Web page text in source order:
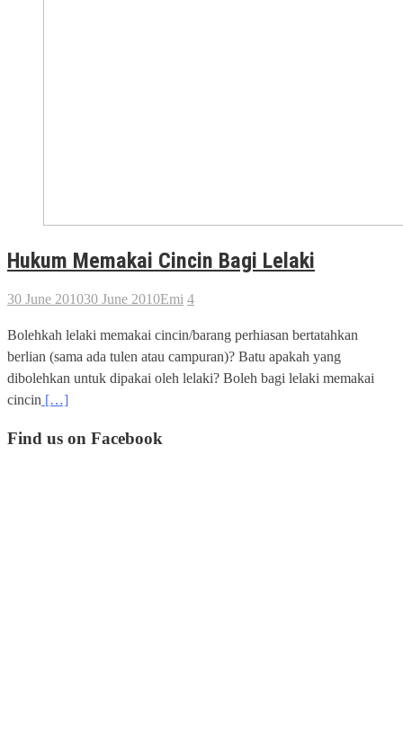
Hukum Memakai Cincin Bagi Lelaki
30 June 201030 June 2010Emi 4
Bolehkah lelaki memakai cincin/barang perhiasan bertatahkan
berlian (sama ada tulen atau campuran)? Batu apakah yang
dibolehkan untuk dipakai oleh lelaki? Boleh bagi lelaki memakai
cincin […]
Find us on Facebook